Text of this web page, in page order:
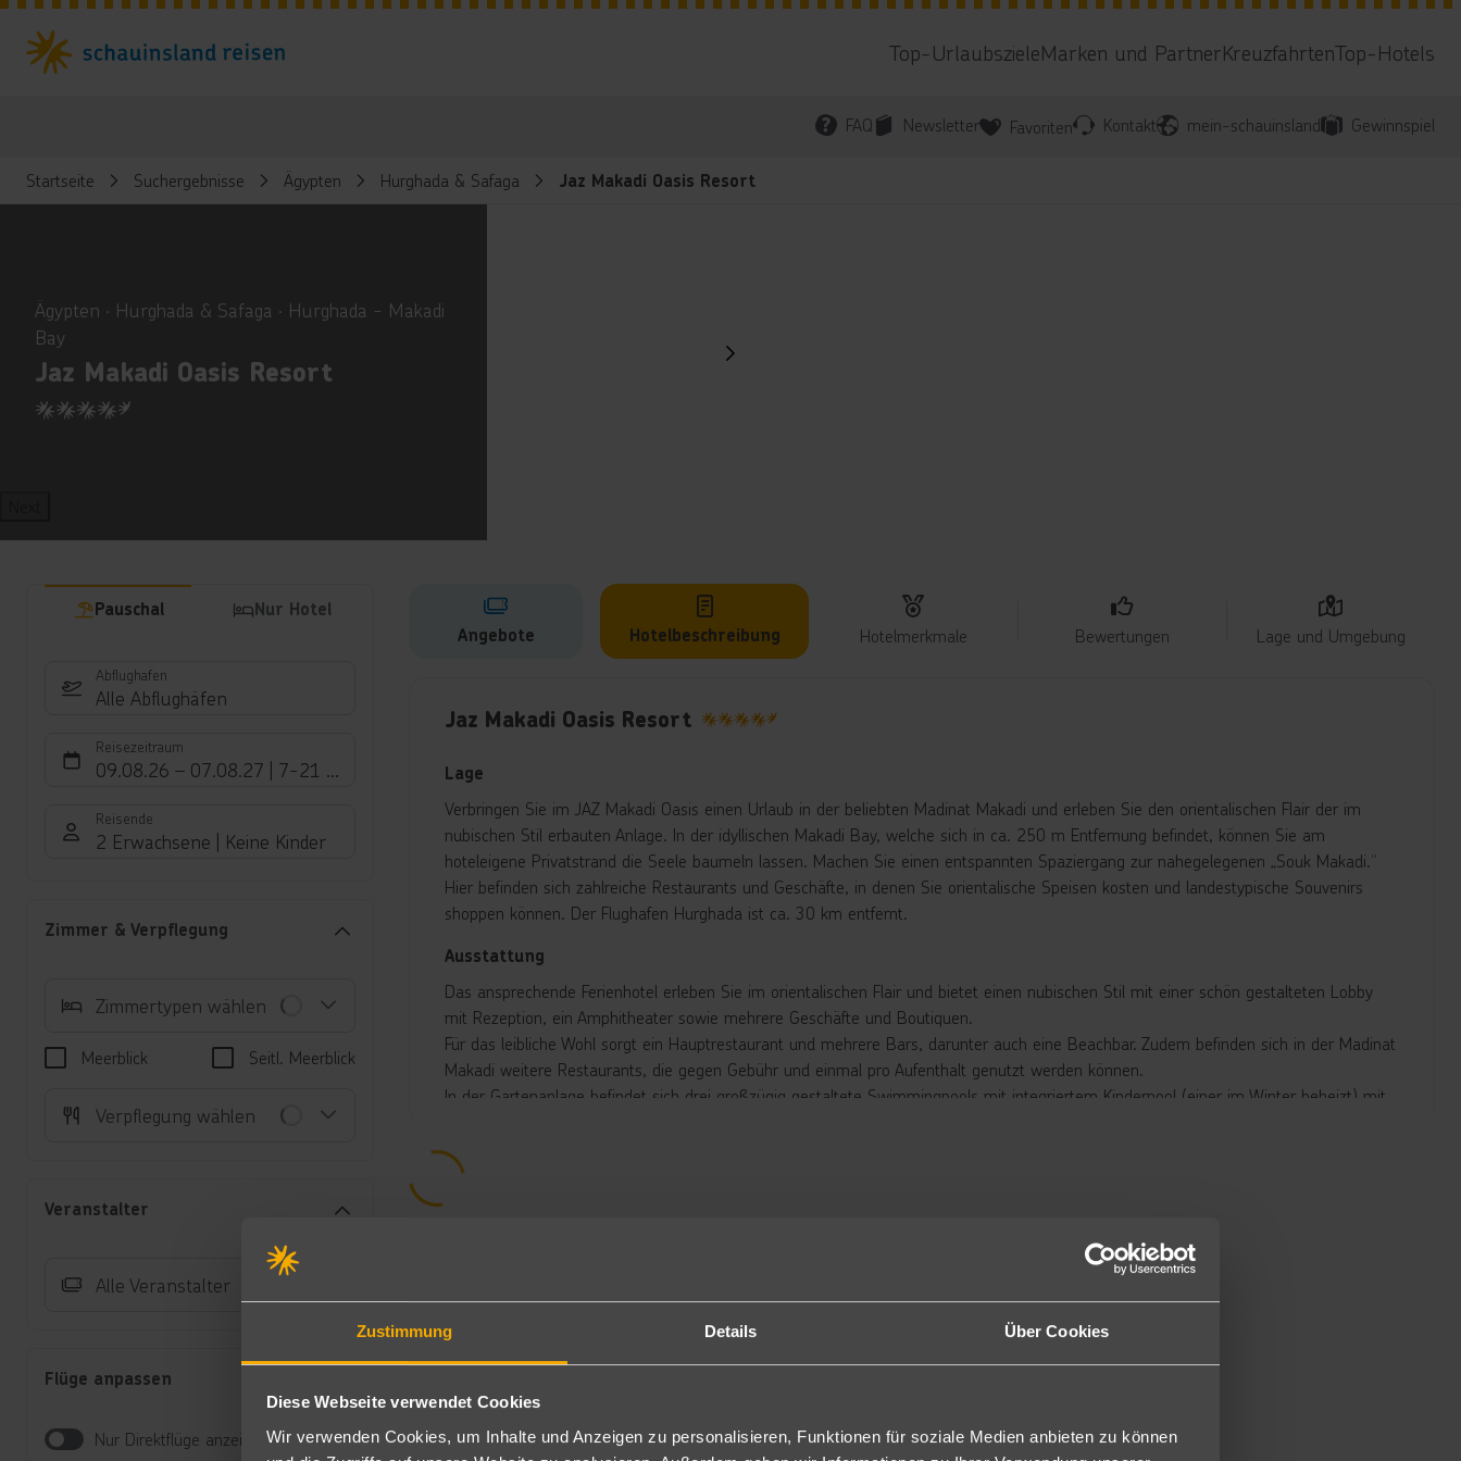
Zustimmung Details Über Cookies
Diese Webseite verwendet Cookies
Wir verwenden Cookies, um Inhalte und Anzeigen zu personalisieren, Funktionen für soziale Medien anbieten zu können
Top-UrlaubszieleMarken und PartnerKreuzfahrtenTop-Hotels
FAQ Newsletter Favoriten Kontakt mein-schauinsland Gewinnspiel
Startseite Suchergebnisse Ägypten Hurghada & Safaga Jaz Makadi Oasis Resort
Ägypten ∙ Hurghada & Safaga ∙ Hurghada - Makadi
Bay
Jaz Makadi Oasis Resort
4.5
Pauschal Nur Hotel
Abflughafen
Alle Abflughäfen
Reisezeitraum
09.08.26 – 07.08.27 7-21 Nächte
Reisende
2 Erwachsene Keine Kinder
Zimmer & Verpflegung
Zimmertypen wählen
Meerblick Seitl. Meerblick
Verpflegung wählen
Veranstalter
Alle Veranstalter
Flüge anpassen
Nur Direktflüge anzeigen
Angebote Hotelbeschreibung Hotelmerkmale Bewertungen Lage und Umgebung
Jaz Makadi Oasis Resort
Lage
Verbringen Sie im JAZ Makadi Oasis einen Urlaub in der beliebten Madinat Makadi und erleben Sie den orientalischen Flair der im
nubischen Stil erbauten Anlage. In der idyllischen Makadi Bay, welche sich in ca. 250 m Entfernung befindet, können Sie am
hoteleigene Privatstrand die Seele baumeln lassen. Machen Sie einen entspannten Spaziergang zur nahegelegenen „Souk Makadi.“
Hier befinden sich zahlreiche Restaurants und Geschäfte, in denen Sie orientalische Speisen kosten und landestypische Souvenirs
shoppen können. Der Flughafen Hurghada ist ca. 30 km entfernt.
Ausstattung
Das ansprechende Ferienhotel erleben Sie im orientalischen Flair und bietet einen nubischen Stil mit einer schön gestalteten Lobby
mit Rezeption, ein Amphitheater sowie mehrere Geschäfte und Boutiquen.
Für das leibliche Wohl sorgt ein Hauptrestaurant und mehrere Bars, darunter auch eine Beachbar. Zudem befinden sich in der Madinat
Makadi weitere Restaurants, die gegen Gebühr und einmal pro Aufenthalt genutzt werden können.
In der Gartenanlage befindet sich drei großzügig gestaltete Swimmingpools mit integriertem Kinderpool (einer im Winter beheizt) mit
Unterbringung
Familienzimmer Gartenblick (HRGA13): Die Familienzimmer sind ca. 44 m² groß und sind ausgestattet mit einem King-Size Bett
oder zwei Twin-Betten, sowie mit zwei Sofabetten, welche optisch durch einen Vorhang abgetrennt sind (F2G). Gegen Aufpreis
auch mit Poolblick (FP2) buchbar.
und zwei Sofabetten, die teilweise optisch abgetrennt sind durch Vorhänge und Blick auf den Garten (F2U). Gegen Aufpreis auch
mit Poolblick (FUP) buchbar.